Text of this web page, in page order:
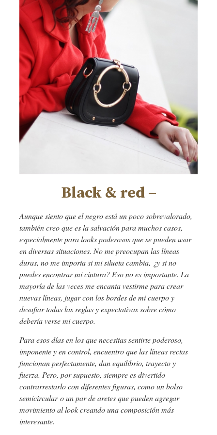
Black & red –
Aunque siento que el negro está un poco sobrevalorado,
también creo que es la salvación para muchos casos,
especialmente para looks poderosos que se pueden usar
en diversas situaciones. No me preocupan las líneas
duras, no me importa si mi silueta cambia, ¿y si no
puedes encontrar mi cintura? Eso no es importante. La
mayoría de las veces me encanta vestirme para crear
nuevas líneas, jugar con los bordes de mi cuerpo y
desafiar todas las reglas y expectativas sobre cómo
debería verse mi cuerpo.
Para esos días en los que necesitas sentirte poderoso,
imponente y en control, encuentro que las líneas rectas
funcionan perfectamente, dan equilibrio, trayecto y
fuerza. Pero, por supuesto, siempre es divertido
contrarrestarlo con diferentes figuras, como un bolso
semicircularo un par de aretes que pueden agregar
movimiento al look creando una composición más
interesante.